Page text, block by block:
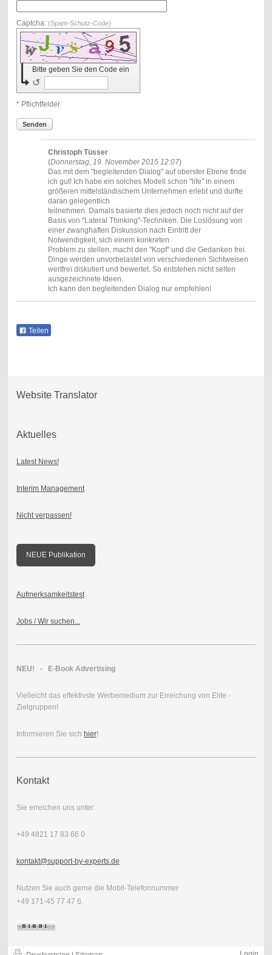
Captcha: (Spam-Schutz-Code)
Bitte geben Sie den Code ein
↺
* Pflichtfelder
Senden
Christoph Tüsser
(Donnerstag, 19. November 2015 12:07)
Das mit dem "begleitenden Dialog" auf oberster Ebene finde
ich gut! Ich habe ein solches Modell schon "life" in einem
größeren mittelständischem Unternehmen erlebt und durfte
daran gelegentlich
teilnehmen. Damals basierte dies jedoch noch nicht auf der
Basis von "Lateral Thinking"-Techniken. Die Loslösung von
einer zwanghaften Diskussion nach Eintritt der
Notwendigkeit, sich einem konkreten
Problem zu stellen, macht den "Kopf" und die Gedanken frei.
Dinge werden unvorbelastet von verschiedenen Sichtweisen
wertfrei diskutiert und bewertet. So entstehen nicht selten
ausgezeichnete Ideen.
Ich kann den begleitenden Dialog nur empfehlen!
Teilen
Website Translator
Aktuelles
Latest News!
Interim Management
Nicht verpassen!
NEUE Publikation
Aufmerksamkeitstest
Jobs / Wir suchen...
NEU! - E-Book Advertising
Vielleicht das effektivste Werbemedium zur Erreichung von Elite -
Zielgruppen!
Informieren Sie sich hier!
Kontakt
Sie erreichen uns unter:
+49 4821 17 83 66 0
kontakt@support-by-experts.de
Nutzen Sie auch gerne die Mobil-Telefonnummer
+49 171-45 77 47 6.